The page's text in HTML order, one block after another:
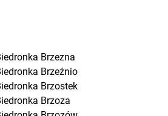
Brzezna
Brzeźnio
Brzostek
Brzoza